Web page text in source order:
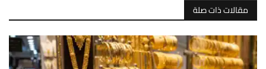
مقالات ذات صلة